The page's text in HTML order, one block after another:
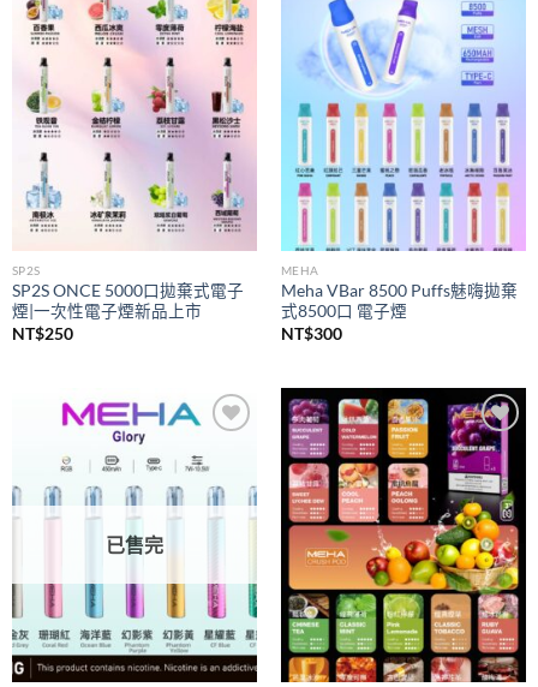
Add to
wishlist
SP2S
SP2S ONCE 5000口拋棄式電子
煙|一次性電子煙新品上市
NT$250
Add to
wishlist
MEHA
Meha VBar 8500 Puffs魅嗨拋棄
式8500口 電子煙
NT$300
wishlist
已售完
Add to
wishlist